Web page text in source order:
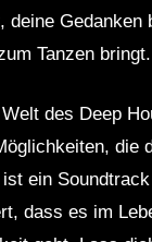
deine Gedanken
Tanzen bringt.
des Deep
die
ein
dass es im